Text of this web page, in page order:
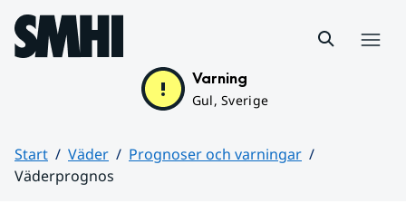
Hoppa till sidans innehåll
Varning
Gul, Sverige
Start Väder
Prognoser och varningar
Väderprognos